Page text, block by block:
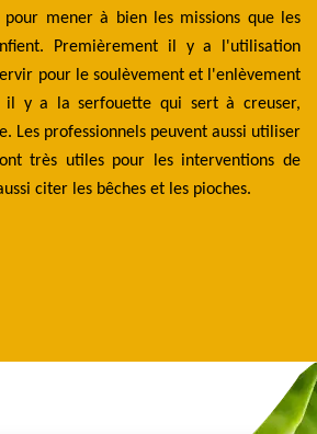
mener à bien les missions que les
Premièrement il y a l'utilisation
pour le soulèvement et l'enlèvement
il y a la serfouette qui sert à creuser,
Les professionnels peuvent aussi utiliser
très utiles pour les interventions de
citer les bêches et les pioches.